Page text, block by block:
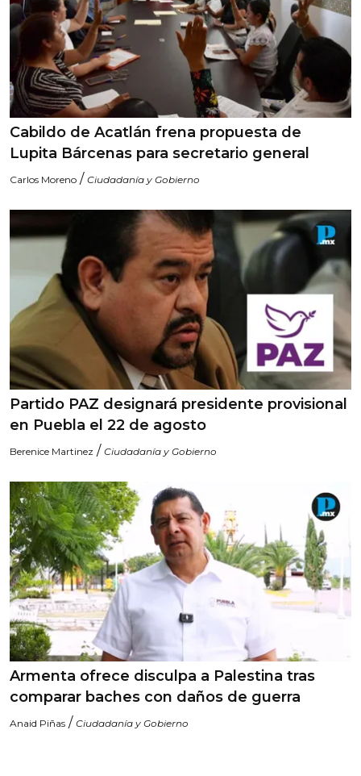
Cabildo de Acatlán frena propuesta de
Lupita Bárcenas para secretario general
Carlos Moreno / Ciudadanía y Gobierno
Partido PAZ designará presidente provisional
en Puebla el 22 de agosto
Berenice Martinez / Ciudadanía y Gobierno
Armenta ofrece disculpa a Palestina tras
comparar baches con daños de guerra
Anaid Piñas / Ciudadanía y Gobierno